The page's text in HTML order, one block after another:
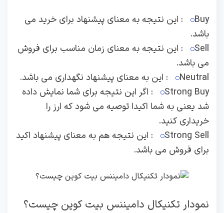
Buy: این نتیجه به معنای پیشنهاد برای خرید می
باشد.
Sell: این نتیجه به معنای زمان مناسب برای فروش
می باشد.
Neutral: این به معنای پیشنهاد نگهداری می باشد.
Strong Buy: اگر این نتیجه برای شما نمایش داده
شد یعنی به شما اکیدا توصیه می شود که ارز را
خریداری کنید.
Strong Sell: این نتیجه هم به معنای پیشنهاد اکید
برای فروش می باشد.
نمودار تکنیکال دامیننس بیت کوین چیست؟